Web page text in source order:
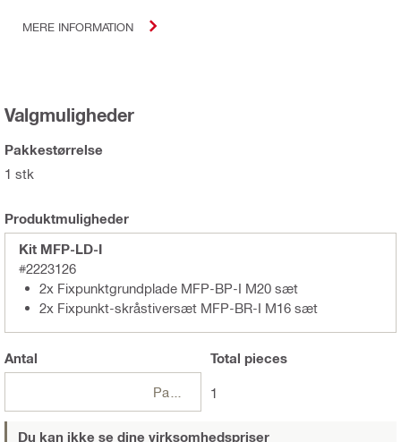
MERE INFORMATION
Valgmuligheder
Pakkestørrelse
1 stk
Produktmuligheder
Kit MFP-LD-I
#2223126
2x Fixpunktgrundplade MFP-BP-I M20 sæt
2x Fixpunkt-skråstiversæt MFP-BR-I M16 sæt
Antal Total pieces
1
Du kan ikke se dine virksomhedspriser